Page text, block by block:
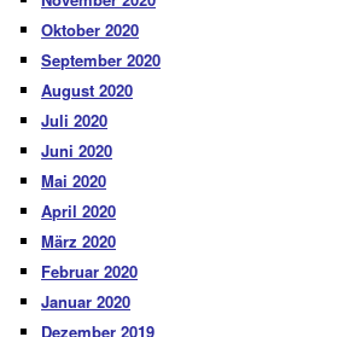
Oktober 2020
September 2020
August 2020
Juli 2020
Juni 2020
Mai 2020
April 2020
März 2020
Februar 2020
Januar 2020
Dezember 2019